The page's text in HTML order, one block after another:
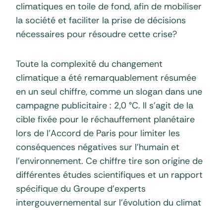
climatiques en toile de fond, afin de mobiliser
la société et faciliter la prise de décisions
nécessaires pour résoudre cette crise?
Toute la complexité du changement
climatique a été remarquablement résumée
en un seul chiffre, comme un slogan dans une
campagne publicitaire : 2,0 °C. Il s’agit de la
cible fixée pour le réchauffement planétaire
lors de l’Accord de Paris pour limiter les
conséquences négatives sur l’humain et
l’environnement. Ce chiffre tire son origine de
différentes études scientifiques et un rapport
spécifique du Groupe d’experts
intergouvernemental sur l’évolution du climat